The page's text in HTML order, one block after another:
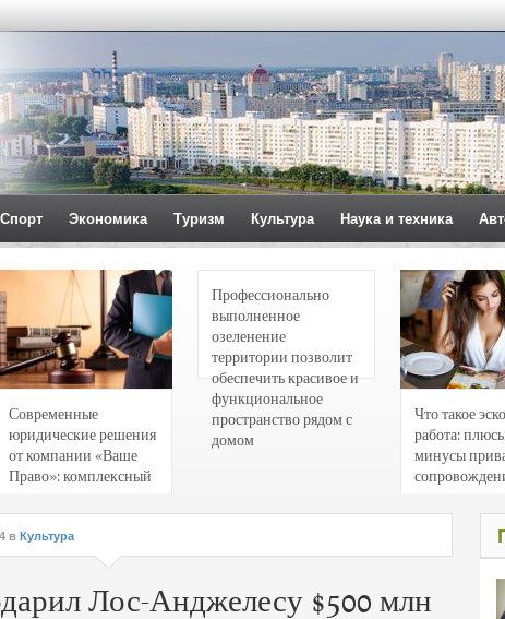
Спорт Экономика Туризм Культура Наука и техника
Современные
юридические решения
от компании «Ваше
Право»: комплексный
интересов клиентов
Профессионально
выполненное
озеленение
территории позволит
обеспечить красивое и
функциональное
пространство рядом с
домом
Что такое
работа:
минусы
в Культура
Лос-Анджелесу $500 млн